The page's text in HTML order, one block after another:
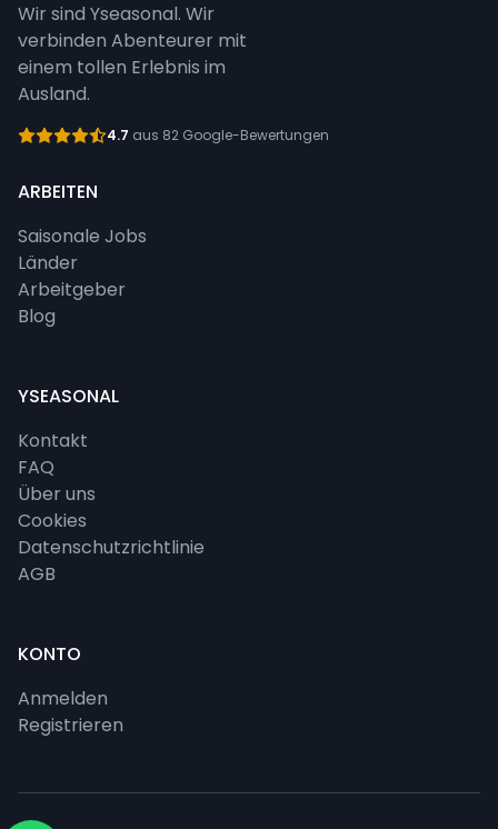
Wir sind Yseasonal. Wir
verbinden Abenteurer mit
einem tollen Erlebnis im
Ausland.
4.7 aus 82 Google-Bewertungen
ARBEITEN
Saisonale Jobs
Länder
Arbeitgeber
Blog
YSEASONAL
Kontakt
FAQ
Über uns
Cookies
Datenschutzrichtlinie
AGB
KONTO
Anmelden
Registrieren